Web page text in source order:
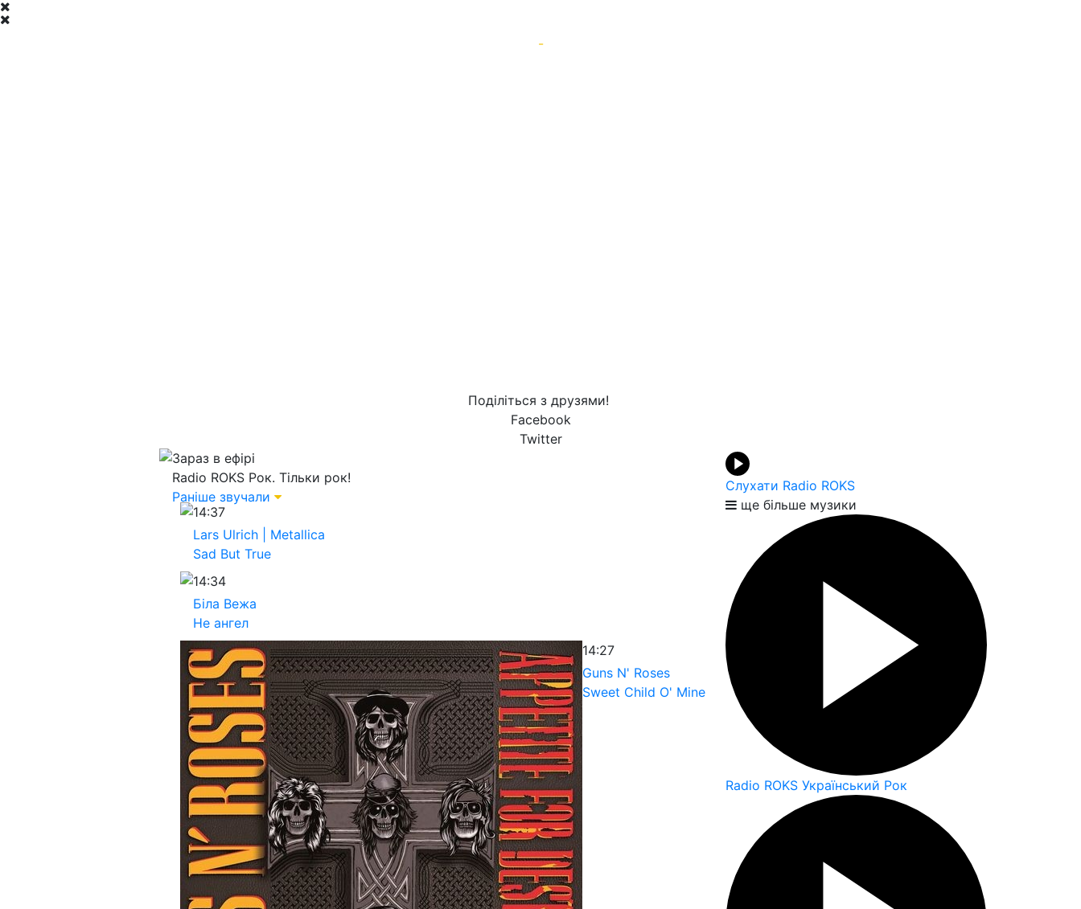
-
Поділіться з друзями!
Facebook
Twitter
Зараз в ефірі
Radio ROKS Рок. Тільки рок!
Раніше звучали
14:37
Lars Ulrich | Metallica
Sad But True
14:34
Біла Вежа
Не ангел
14:27
Guns N' Roses
Sweet Child O' Mine
Слухати Radio ROKS
ще більше музики
Radio ROKS Український Рок